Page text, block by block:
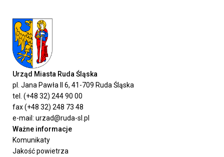
Urząd Miasta Ruda Śląska
pl. Jana Pawła II 6, 41-709 Ruda Śląska
tel. (+48 32) 244 90 00
fax (+48 32) 248 73 48
e-mail: urzad@ruda-sl.pl
Ważne informacje
Komunikaty
Jakość powietrza